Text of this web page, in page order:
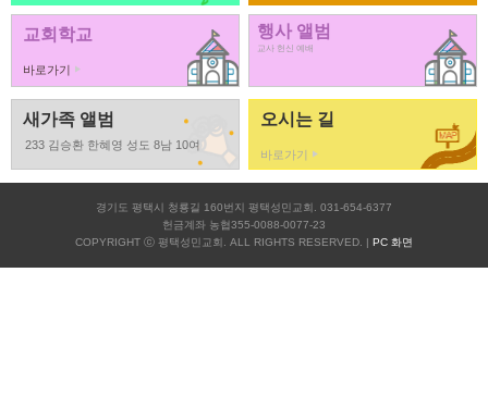
교회학교
바로가기
행사 앨범
교사 헌신 예배
새가족 앨범
233 김승환 한혜영 성도 8남 10여
오시는 길
바로가기
경기도 평택시 청룡길 160번지 평택성민교회. 031-654-6377
헌금계좌 농협355-0088-0077-23
COPYRIGHT ⓒ 평택성민교회. ALL RIGHTS RESERVED. | PC 화면